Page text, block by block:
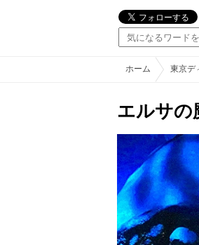
ホーム 東京デ
エルサの